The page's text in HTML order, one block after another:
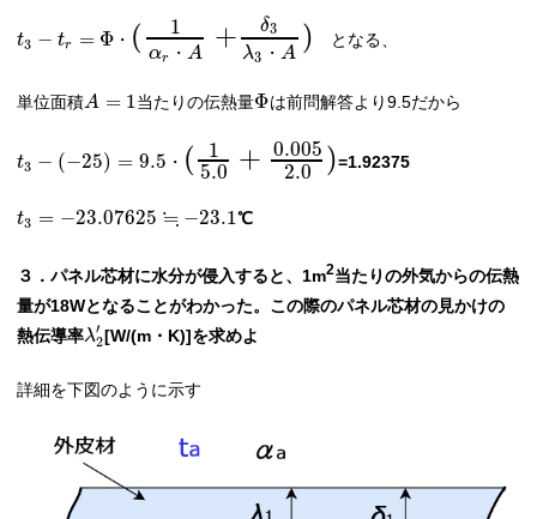
t3 − tr = Φ ・ ( 1
αr ・ A
+ δ3
λ3 ・ A
) となる、
単位面積A = 1当たりの伝熱量Φは前問解答より9.5だから
t3 − (−25) = 9.5 ・ (
1
5.0 + 0.005
2.0
)=1.92375
t3 = −23.07625 ≒ −23.1℃
３．パネル芯材に水分が侵入すると、1m2当たりの外気からの伝熱
量が18Wとなることがわかった。この際のパネル芯材の見かけの
熱伝導率λ′
2[W/(m・K)]を求めよ
詳細を下図のように示す